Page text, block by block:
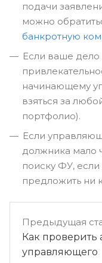
подачи
можно
банкротную
Если ваше
начинающему
взяться за
портфолио).
Если
должника мало
поиску ФУ,
предложить ни
Предыдущая
Как проверить
управляющего